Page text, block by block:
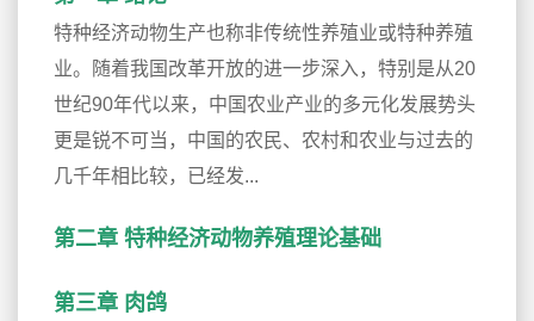
特种经济动物生产也称非传统性养殖业或特种养殖
业。随着我国改革开放的进一步深入，特别是从20
世纪90年代以来，中国农业产业的多元化发展势头
更是锐不可当，中国的农民、农村和农业与过去的
几千年相比较，已经发...
第二章 特种经济动物养殖理论基础
第三章 肉鸽